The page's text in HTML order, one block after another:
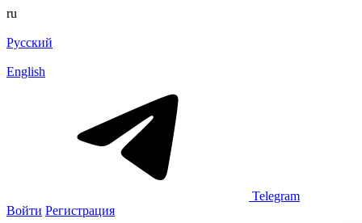
ru
Русский
English
Telegram
Войти Регистрация